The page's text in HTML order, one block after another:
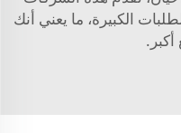
الكبيرة، ما يعني أنك
أكبر.